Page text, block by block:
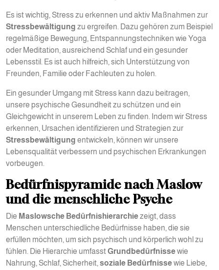
Es ist wichtig, Stress zu erkennen und aktiv Maßnahmen zur
Stressbewältigung zu ergreifen. Dazu gehören zum Beispiel
regelmäßige Bewegung, Entspannungstechniken wie Yoga
oder Meditation, ausreichend Schlaf und ein gesunder
Lebensstil. Es ist auch hilfreich, sich Unterstützung von
Freunden, Familie oder Fachleuten zu holen.
Ein gesunder Umgang mit Stress kann dazu beitragen,
unsere psychische Gesundheit zu schützen und ein
Gleichgewicht in unserem Leben zu finden. Indem wir Stress
erkennen, Ursachen identifizieren und Strategien zur
Stressbewältigung entwickeln, können wir unsere
Lebensqualität verbessern und psychischen Erkrankungen
vorbeugen.
Bedürfnispyramide nach Maslow
und die menschliche Psyche
Die Maslowsche Bedürfnishierarchiezeigt, dass
Menschen unterschiedliche Bedürfnisse haben, die sie
erfüllen möchten, um sich psychisch und körperlich wohl zu
fühlen. Die Hierarchie umfasstGrundbedürfnissewie
Nahrung, Schlaf, Sicherheit, soziale Bedürfnissewie Liebe,